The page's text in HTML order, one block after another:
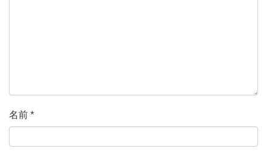
名前 *